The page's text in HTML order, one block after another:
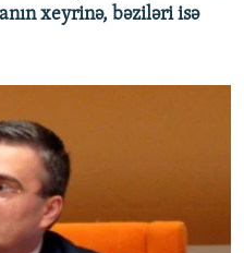
xeyrinə, bəziləri isə